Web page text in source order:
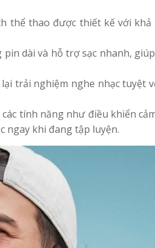
thể thao được thiết kế với khả
dài và hỗ trợ sạc nhanh,
trải nghiệm nghe nhạc tuyệt
tính năng như điều khiển
ngay khi đang tập luyện.